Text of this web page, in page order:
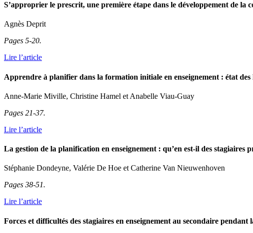
S’approprier le prescrit, une première étape dans le développement de la
Agnès Deprit
Pages 5-20.
Lire l’article
Apprendre à planifier dans la formation initiale en enseignement : état des
Anne-Marie Miville, Christine Hamel et Anabelle Viau-Guay
Pages 21-37.
Lire l’article
La gestion de la planification en enseignement : qu’en est-il des stagiaires
Stéphanie Dondeyne, Valérie De Hoe et Catherine Van Nieuwenhoven
Pages 38-51.
Lire l’article
Forces et difficultés des stagiaires en enseignement au secondaire